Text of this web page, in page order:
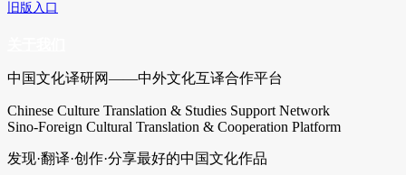
旧版入口
中国文化译研网——中外文化互译合作平台
Chinese Culture Translation & Studies Support Network
Sino-Foreign Cultural Translation & Cooperation Platform
发现·翻译·创作·分享最好的中国文化作品